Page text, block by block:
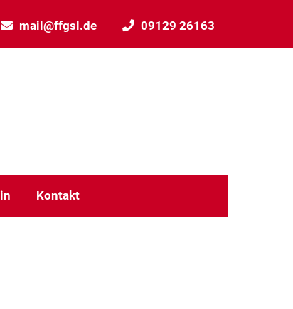
mail@ffgsl.de 09129 26163
Kontakt